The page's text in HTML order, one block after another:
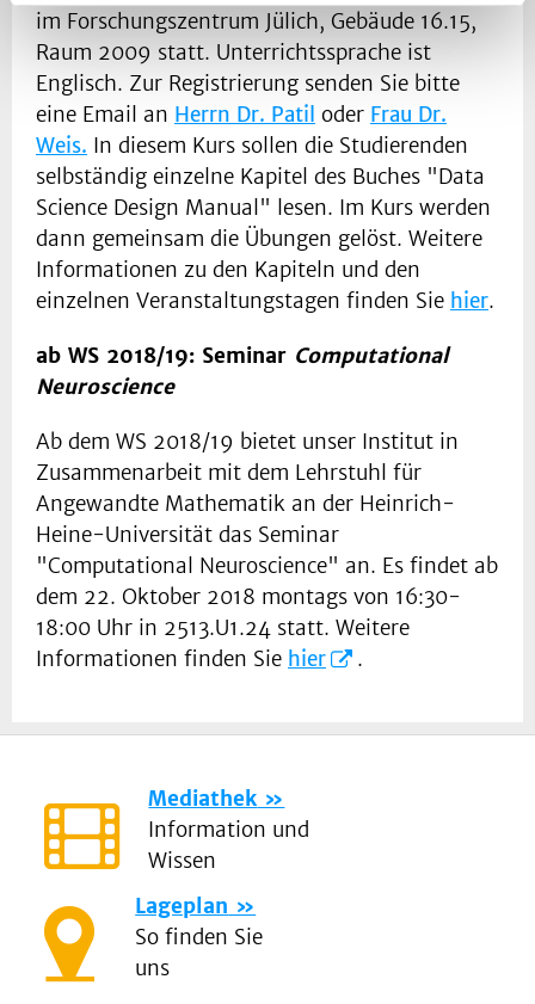
im Forschungszentrum Jülich, Gebäude 16.15,
Raum 2009 statt. Unterrichtssprache ist
Englisch. Zur Registrierung senden Sie bitte
eine Email an Herrn Dr. Patil oder Frau Dr.
Weis. In diesem Kurs sollen die Studierenden
selbständig einzelne Kapitel des Buches "Data
Science Design Manual" lesen. Im Kurs werden
dann gemeinsam die Übungen gelöst. Weitere
Informationen zu den Kapiteln und den
einzelnen Veranstaltungstagen finden Sie hier.
ab WS 2018/19: Seminar Computational
Neuroscience
Ab dem WS 2018/19 bietet unser Institut in
Zusammenarbeit mit dem Lehrstuhl für
Angewandte Mathematik an der Heinrich-
Heine-Universität das Seminar
"Computational Neuroscience" an. Es findet ab
dem 22. Oktober 2018 montags von 16:30-
18:00 Uhr in 2513.U1.24 statt. Weitere
Informationen finden Sie hier .
Mediathek
Information und
Wissen
Lageplan
So finden Sie
uns